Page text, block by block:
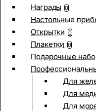
Награды 0
Настольные
Открытки 0
Плакетки 0
Подарочные
Для
Для
Для